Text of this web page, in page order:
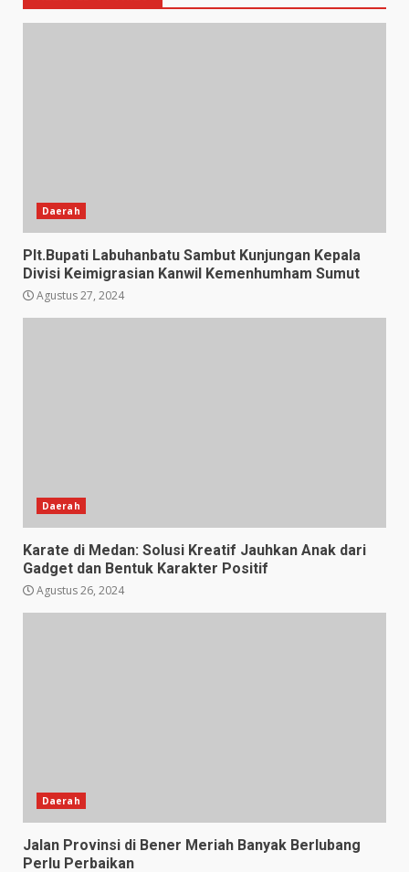
Daerah
Plt.Bupati Labuhanbatu Sambut Kunjungan Kepala
Divisi Keimigrasian Kanwil Kemenhumham Sumut
Agustus 27, 2024
Daerah
Karate di Medan: Solusi Kreatif Jauhkan Anak dari
Gadget dan Bentuk Karakter Positif
Agustus 26, 2024
Daerah
Jalan Provinsi di Bener Meriah Banyak Berlubang
Perlu Perbaikan